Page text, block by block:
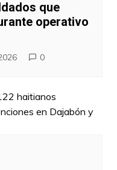
que
operativo
0